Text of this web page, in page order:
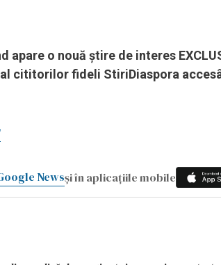
o nouă știre de interes
cititorilor fideli StiriDiaspora
Newsși în aplicațiile mobile